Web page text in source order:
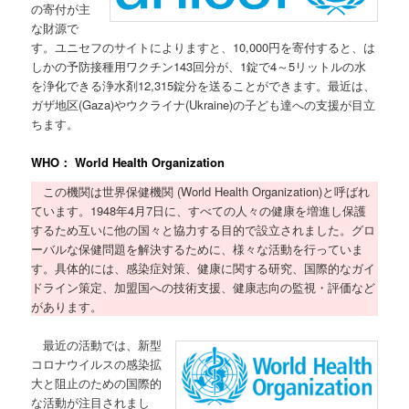
の寄付が主
な財源で
す。ユニセフのサイトによりますと、10,000円を寄付すると、は
しかの予防接種用ワクチン143回分が、1錠で4～5リットルの水
を浄化できる浄水剤12,315錠分を送ることができます。最近は、
ガザ地区(Gaza)やウクライナ(Ukraine)の子ども達への支援が目立
ちます。
WHO： World Health Organization
この機関は世界保健機関 (World Health Organization)と呼ばれ
ています。1948年4月7日に、すべての人々の健康を増進し保護
するため互いに他の国々と協力する目的で設立されました。グロ
ーバルな保健問題を解決するために、様々な活動を行っていま
す。具体的には、感染症対策、健康に関する研究、国際的なガイ
ドライン策定、加盟国への技術支援、健康志向の監視・評価など
があります。
最近の活動では、新型
コロナウイルスの感染拡
大と阻止のための国際的
な活動が注目されまし